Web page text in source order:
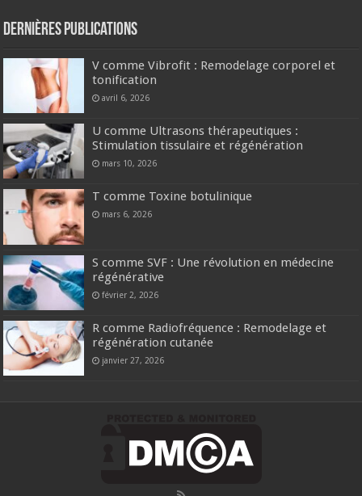
Dernières publications
V comme Vibrofit : Remodelage corporel et
tonification
avril 6, 2026
U comme Ultrasons thérapeutiques :
Stimulation tissulaire et régénération
mars 10, 2026
T comme Toxine botulinique
mars 6, 2026
S comme SVF : Une révolution en médecine
régénérative
février 2, 2026
R comme Radiofréquence : Remodelage et
régénération cutanée
janvier 27, 2026